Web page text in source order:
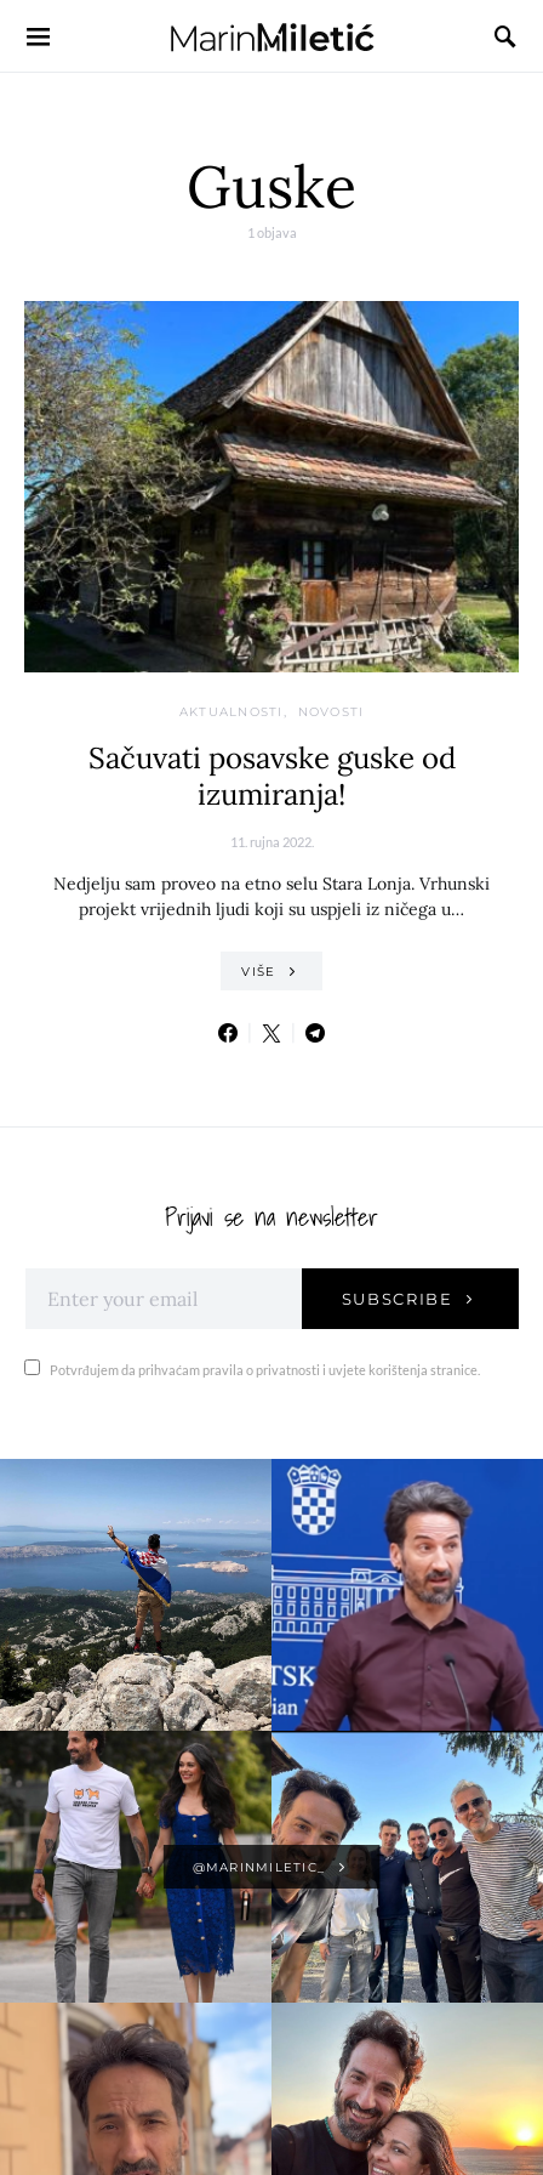
Guske
1 objava
AKTUALNOSTI NOVOSTI
Sačuvati posavske guske od
izumiranja!
11. rujna 2022.
Nedjelju sam proveo na etno selu Stara Lonja. Vrhunski
projekt vrijednih ljudi koji su uspjeli iz ničega u…
VIŠE
Prijavi se na newsletter
SUBSCRIBE
Potvrđujem da prihvaćam pravila o privatnosti i uvjete korištenja stranice.
@MARINMILETIC_